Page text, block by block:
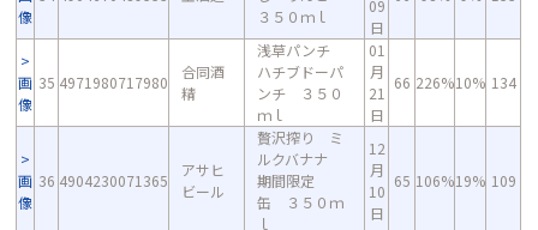
像
３５０ｍｌ
09
日
画
像
35 4971980717980
合同酒
精
浅草パンチ
ハチブドーパ
ンチ ３５０
ｍｌ
01
月
21
日
66 226%10% 134
画
像
36 4904230071365
アサヒ
ビール
贅沢搾り ミ
ルクバナナ
期間限定
缶 ３５０ｍ
ｌ
12
月
10
日
65 106%19% 109